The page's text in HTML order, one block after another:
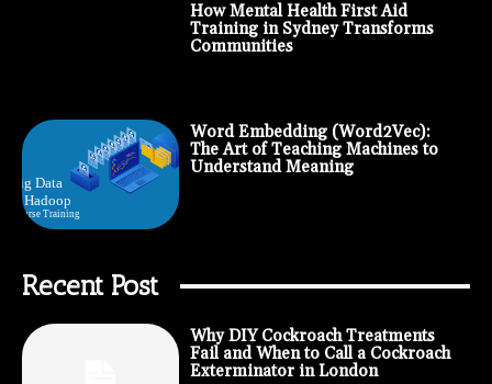
How Mental Health First Aid
Training in Sydney Transforms
Communities
Word Embedding (Word2Vec):
The Art of Teaching Machines to
Understand Meaning
Recent Post
Why DIY Cockroach Treatments
Fail and When to Call a Cockroach
Exterminator in London